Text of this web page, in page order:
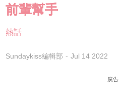
前輩幫手
熱話
Sundaykiss編輯部 Jul 14 2022
廣告